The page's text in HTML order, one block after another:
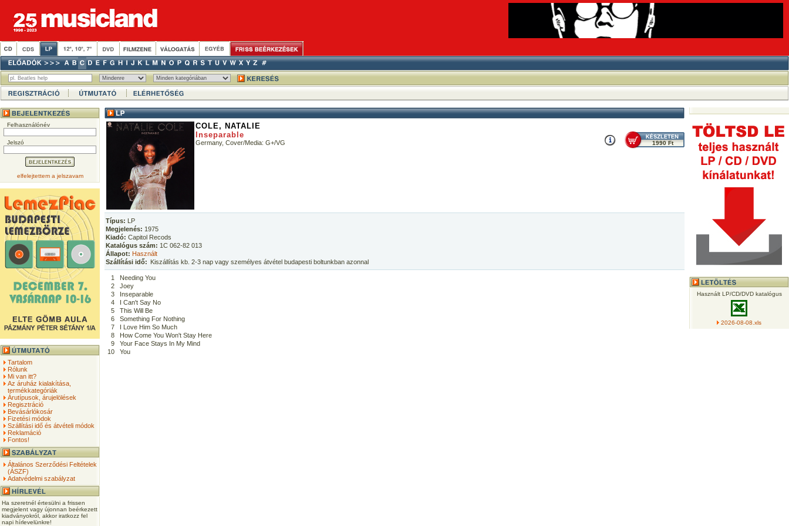
Felhasználónév
Jelszó
elfelejtettem a jelszavam
Tartalom
Rólunk
Mi van itt?
Az áruház kialakítása,
termékkategóriák
Árutípusok, árujelölések
Regisztráció
Bevásárlókosár
Fizetési módok
Szállítási idő és átvételi módok
Reklamáció
Fontos!
Általános Szerződési Feltételek
(ÁSZF)
Adatvédelmi szabályzat
Ha szeretnél értesülni a frissen
megjelent vagy újonnan beérkezett
kiadványokról, akkor iratkozz fel
napi hírlevelünkre!
COLE, NATALIE
Inseparable
Germany, Cover/Media: G+/VG 1990 Ft
Típus: LP
Megjelenés: 1975
Kiadó: Capitol Recods
Katalógus szám: 1C 062-82 013
Állapot: Használt
Szállítási idő: Kiszállítás kb. 2-3 nap vagy személyes átvétel budapesti boltunkban azonnal
1
Needing You
2
Joey
3
Inseparable
4
I Can't Say No
5
This Will Be
6
Something For Nothing
7
I Love Him So Much
8
How Come You Won't Stay Here
9
Your Face Stays In My Mind
10
You
Használt LP/CD/DVD katalógus
2026-08-08.xls